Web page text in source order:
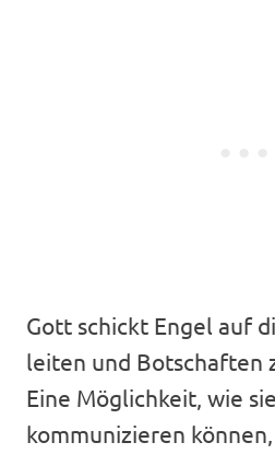
Gott schickt Engel auf
leiten und Botschaften
Eine Möglichkeit, wie
kommunizieren